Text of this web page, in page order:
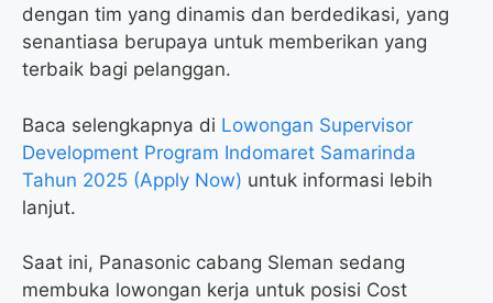
dengan tim yang dinamis dan berdedikasi, yang
senantiasa berupaya untuk memberikan yang
terbaik bagi pelanggan.
Baca selengkapnya di Lowongan Supervisor
Development Program Indomaret Samarinda
Tahun 2025 (Apply Now) untuk informasi lebih
lanjut.
Saat ini, Panasonic cabang Sleman sedang
membuka lowongan kerja untuk posisi Cost